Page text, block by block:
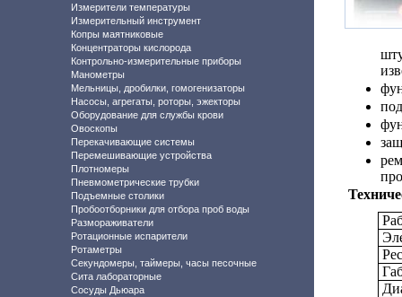
Измерители температуры
Измерительный инструмент
Копры маятниковые
Концентраторы кислорода
Контрольно-измерительные приборы
Манометры
Мельницы, дробилки, гомогенизаторы
Насосы, агрегаты, роторы, эжекторы
Оборудование для службы крови
Овоскопы
Перекачивающие системы
Перемешивающие устройства
Плотномеры
Пневмометрические трубки
Подъемные столики
Пробоотборники для отбора проб воды
Размораживатели
Ротационные испарители
Ротаметры
Секундомеры, таймеры, часы песочные
Сита лабораторные
Сосуды Дьюара